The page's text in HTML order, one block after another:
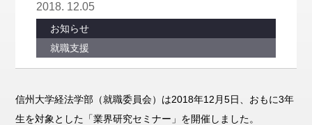
2018. 12.05
お知らせ
就職支援
信州大学経法学部（就職委員会）は2018年12月5日、おもに3年
生を対象とした「業界研究セミナー」を開催しました。